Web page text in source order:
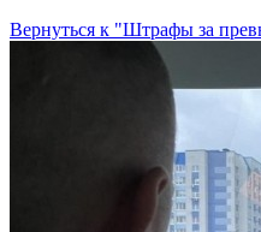
Вернуться к "Штрафы за